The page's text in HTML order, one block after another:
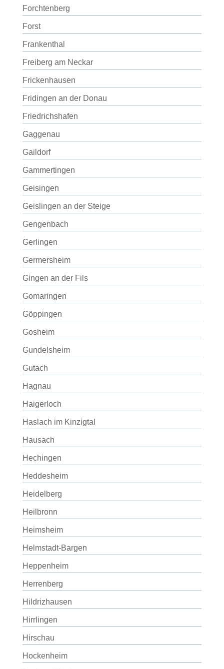
Forchtenberg
Forst
Frankenthal
Freiberg am Neckar
Frickenhausen
Fridingen an der Donau
Friedrichshafen
Gaggenau
Gaildorf
Gammertingen
Geisingen
Geislingen an der Steige
Gengenbach
Gerlingen
Germersheim
Gingen an der Fils
Gomaringen
Göppingen
Gosheim
Gundelsheim
Gutach
Hagnau
Haigerloch
Haslach im Kinzigtal
Hausach
Hechingen
Heddesheim
Heidelberg
Heilbronn
Heimsheim
Helmstadt-Bargen
Heppenheim
Herrenberg
Hildrizhausen
Hirrlingen
Hirschau
Hockenheim